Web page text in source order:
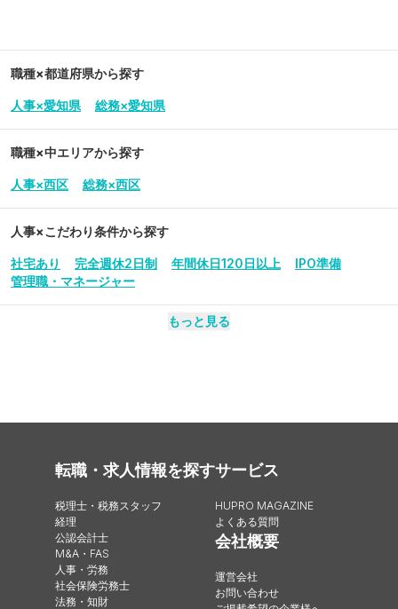
職種×都道府県から探す
人事×愛知県 総務×愛知県
職種×中エリアから探す
人事×西区 総務×西区
人事×こだわり条件から探す
社宅あり 完全週休2日制 年間休日120日以上
IPO準備
管理職・マネージャー
もっと見る
転職・求人情報を探す
税理士・税務スタッフ
経理
公認会計士
M&A・FAS
人事・労務
社会保険労務士
法務・知財
サービス
HUPRO MAGAZINE
よくある質問
会社概要
運営会社
お問い合わせ